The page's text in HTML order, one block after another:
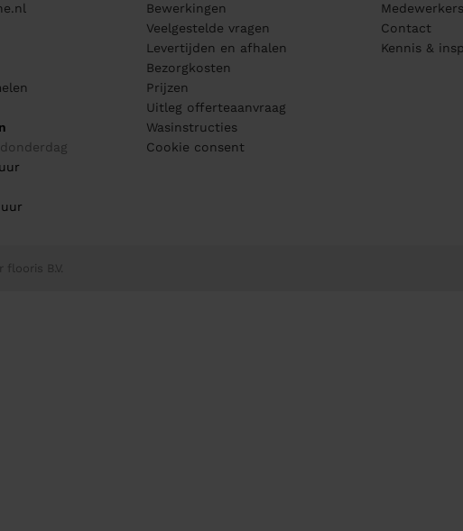
Bewerkingen
Veelgestelde vragen
Levertijden en afhalen
Bezorgkosten
Prijzen
Uitleg offerteaanvraag
Wasinstructies
Cookie consent
Medewerkers
Contact
Kennis &
flooris B.V.